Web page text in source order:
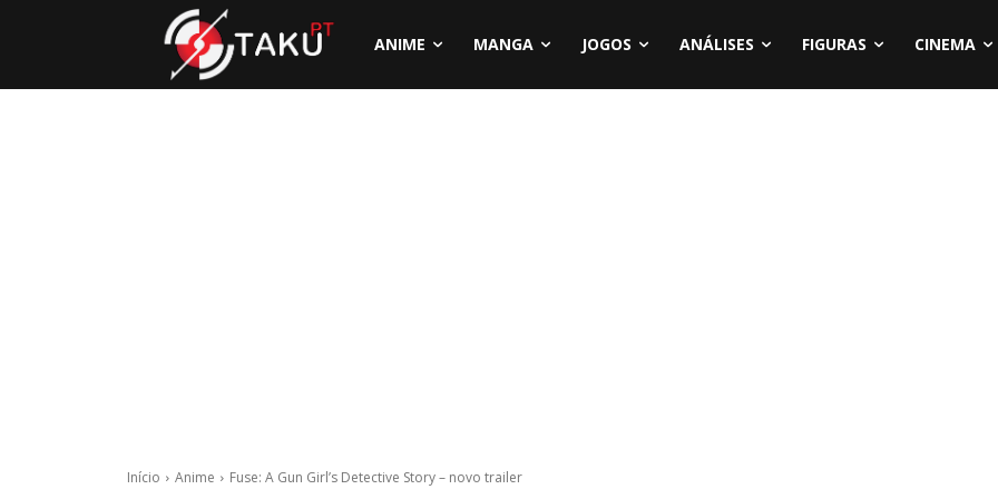
ANIME MANGA JOGOS ANÁLISES FIGURAS CINEMA
Início Anime Fuse: A Gun Girl’s Detective Story – novo trailer